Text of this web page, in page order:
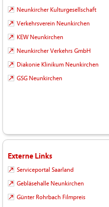
Neunkircher Kulturgesellschaft
Verkehrsverein Neunkirchen
KEW Neunkirchen
Neunkircher Verkehrs GmbH
Diakonie Klinikum Neunkirchen
GSG Neunkirchen
Externe Links
Serviceportal Saarland
Gebläsehalle Neunkirchen
Günter Rohrbach Filmpreis